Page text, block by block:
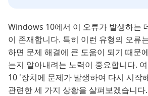
Windows 10에서 이 오류가 발생하는
이 존재합니다. 특히 이런 유형의 오류
하면 문제 해결에 큰 도움이 되기 때문
는지 알아내려는 노력이 중요합니다.
10 '장치에 문제가 발생하여 다시 시작
관련한 세 가지 상황을 살펴보겠습니다.